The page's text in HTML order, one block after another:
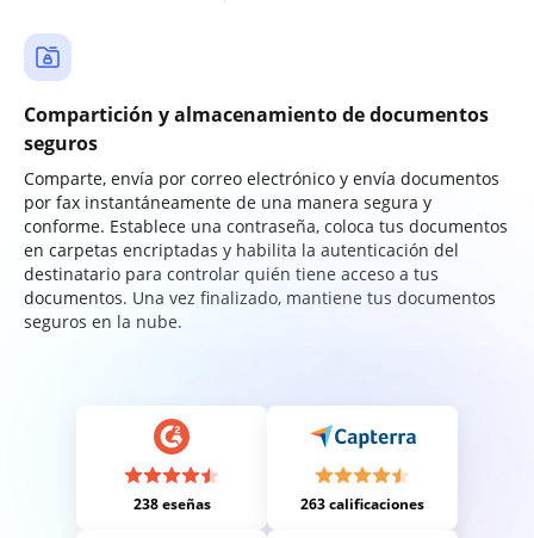
Compartición y almacenamiento de documentos
seguros
Comparte, envía por correo electrónico y envía documentos
por fax instantáneamente de una manera segura y
conforme. Establece una contraseña, coloca tus documentos
en carpetas encriptadas y habilita la autenticación del
destinatario para controlar quién tiene acceso a tus
documentos. Una vez finalizado, mantiene tus documentos
seguros en la nube.
238 eseñas 263 calificaciones